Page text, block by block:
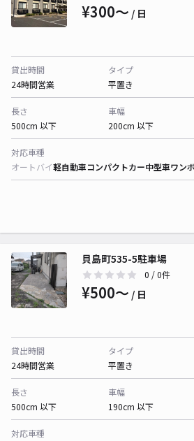
¥300〜 / 日
貸出時間
24時間営業
タイプ
平置き
長さ
500cm 以下
車幅
200cm 以下
対応車種
オートバイ軽自動車コンパクトカー中型車ワン
貝島町535-5駐車場
0 / 0件
¥500〜 / 日
貸出時間
24時間営業
タイプ
平置き
長さ
500cm 以下
車幅
190cm 以下
対応車種